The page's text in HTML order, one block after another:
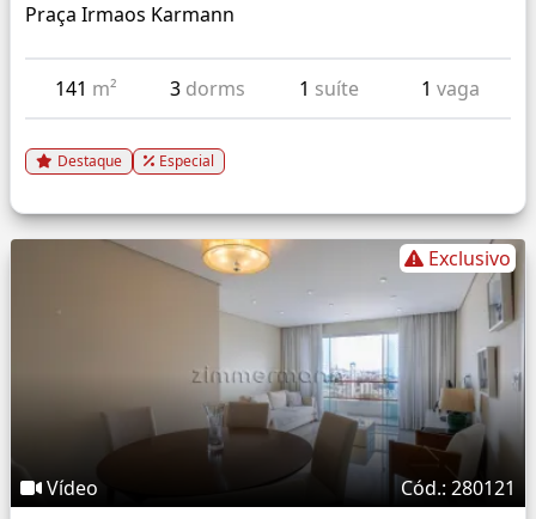
Praça Irmaos Karmann
141 m² 3 dorms 1 suíte 1 vaga
Destaque Especial
Exclusivo
Vídeo Cód.: 280121